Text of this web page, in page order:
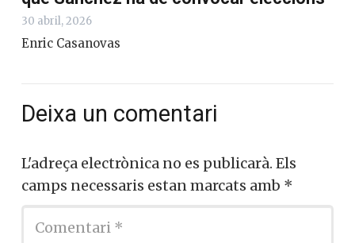
30 abril, 2026
Enric Casanovas
Deixa un comentari
L'adreça electrònica no es publicarà. Els
camps necessaris estan marcats amb *